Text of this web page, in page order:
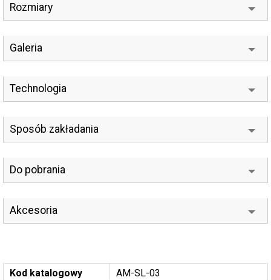
Rozmiary
Galeria
Technologia
Sposób zakładania
Do pobrania
Akcesoria
Kod katalogowy
AM-SL-03